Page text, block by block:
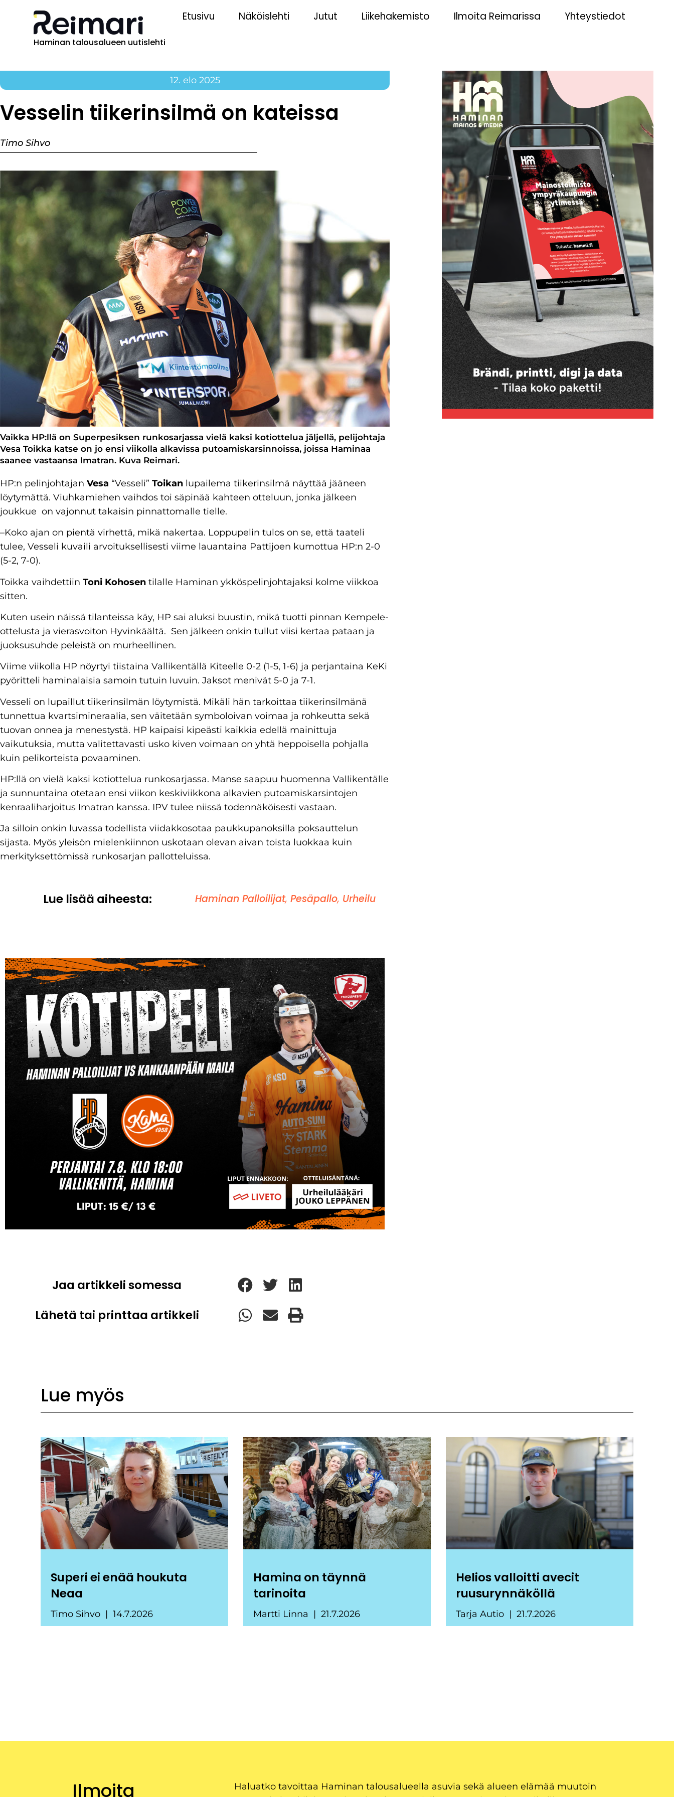
Haminan talousalueen uutislehti
Etusivu Näköislehti Jutut Liikehakemisto Ilmoita Reimarissa Yhteystiedot
12. elo 2025
Vesselin tiikerinsilmä on kateissa
Timo Sihvo
Vaikka HP:llä on Superpesiksen runkosarjassa vielä kaksi kotiottelua jäljellä, pelijohtaja
Vesa Toikka katse on jo ensi viikolla alkavissa putoamiskarsinnoissa, joissa Haminaa
saanee vastaansa Imatran. Kuva Reimari.
HP:n pelinjohtajan Vesa “Vesseli” Toikan lupailema tiikerinsilmä näyttää jääneen
löytymättä. Viuhkamiehen vaihdos toi säpinää kahteen otteluun, jonka jälkeen
joukkue on vajonnut takaisin pinnattomalle tielle.
–Koko ajan on pientä virhettä, mikä nakertaa. Loppupelin tulos on se, että taateli
tulee, Vesseli kuvaili arvoituksellisesti viime lauantaina Pattijoen kumottua HP:n 2-0
(5-2, 7-0).
Toikka vaihdettiin Toni Kohosen tilalle Haminan ykköspelinjohtajaksi kolme viikkoa
sitten.
Kuten usein näissä tilanteissa käy, HP sai aluksi buustin, mikä tuotti pinnan Kempele-
ottelusta ja vierasvoiton Hyvinkäältä. Sen jälkeen onkin tullut viisi kertaa pataan ja
juoksusuhde peleistä on murheellinen.
Viime viikolla HP nöyrtyi tiistaina Vallikentällä Kiteelle 0-2 (1-5, 1-6) ja perjantaina KeKi
pyöritteli haminalaisia samoin tutuin luvuin. Jaksot menivät 5-0 ja 7-1.
Vesseli on lupaillut tiikerinsilmän löytymistä. Mikäli hän tarkoittaa tiikerinsilmänä
tunnettua kvartsimineraalia, sen väitetään symboloivan voimaa ja rohkeutta sekä
tuovan onnea ja menestystä. HP kaipaisi kipeästi kaikkia edellä mainittuja
vaikutuksia, mutta valitettavasti usko kiven voimaan on yhtä heppoisella pohjalla
kuin pelikorteista povaaminen.
HP:llä on vielä kaksi kotiottelua runkosarjassa. Manse saapuu huomenna Vallikentälle
ja sunnuntaina otetaan ensi viikon keskiviikkona alkavien putoamiskarsintojen
kenraaliharjoitus Imatran kanssa. IPV tulee niissä todennäköisesti vastaan.
Ja silloin onkin luvassa todellista viidakkosotaa paukkupanoksilla poksauttelun
sijasta. Myös yleisön mielenkiinnon uskotaan olevan aivan toista luokkaa kuin
merkityksettömissä runkosarjan pallotteluissa.
Lue lisää aiheesta: Haminan Palloilijat, Pesäpallo, Urheilu
Jaa artikkeli somessa
Lähetä tai printtaa artikkeli
Lue myös
Superi ei enää houkuta
Neaa
Timo Sihvo 14.7.2026
Hamina on täynnä
tarinoita
Martti Linna 21.7.2026
Helios valloitti avecit
ruusurynnäköllä
Tarja Autio 21.7.2026
Ilmoita
Haluatko tavoittaa Haminan talousalueella asuvia sekä alueen elämää muutoin